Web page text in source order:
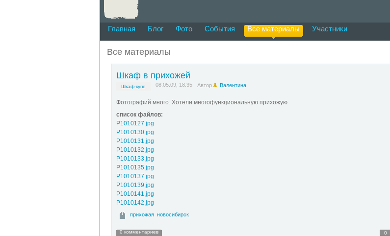
Главная Блог Фото События Все материалы Участники
Все материалы
Шкаф в прихожей
Шкаф-купе 08.05.09, 18:35 Автор Валентина
Фотографий много. Хотели многофункциональную прихожую
список файлов:
P1010127.jpg
P1010130.jpg
P1010131.jpg
P1010132.jpg
P1010133.jpg
P1010135.jpg
P1010137.jpg
P1010139.jpg
P1010141.jpg
P1010142.jpg
прихожая новосибирск
0
0 комментариев